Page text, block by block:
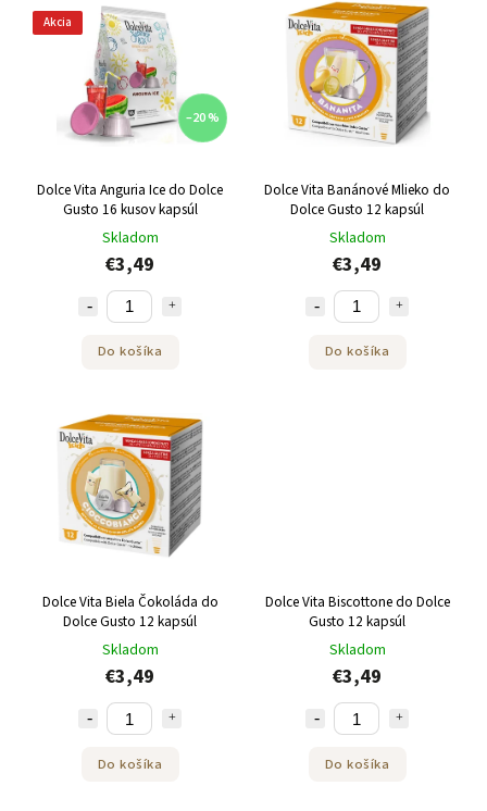
Najdrahšie
Najpredávanejšie
Abecedne
Akcia
–20 %
Dolce Vita Anguria Ice do Dolce
Gusto 16 kusov kapsúl
Skladom
€3,49
Do košíka
Dolce Vita Banánové Mlieko do
Dolce Gusto 12 kapsúl
Skladom
€3,49
Do košíka
Dolce Vita Biela Čokoláda do
Dolce Gusto 12 kapsúl
Skladom
€3,49
Do košíka
Dolce Vita Biscottone do Dolce
Gusto 12 kapsúl
Skladom
€3,49
Do košíka